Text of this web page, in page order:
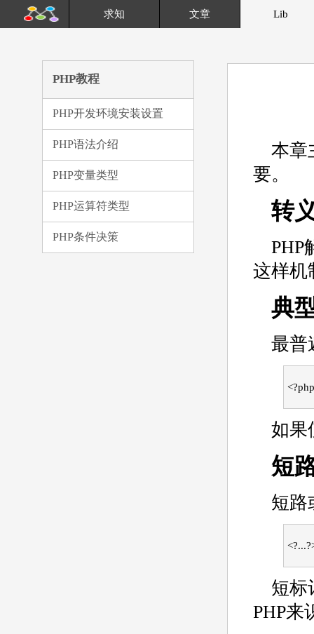
求知 文章 Lib
PHP教程
PHP开发环境安装设置
PHP语法介绍
PHP变量类型
PHP运算符类型
PHP条件决策
本章
要。
转
PHP
这样机
典
最普
如果
短
短路
短标
PHP来